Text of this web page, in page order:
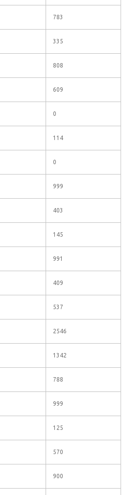
783
335
808
609
0
114
0
999
403
145
991
409
537
2546
1342
788
999
125
570
900